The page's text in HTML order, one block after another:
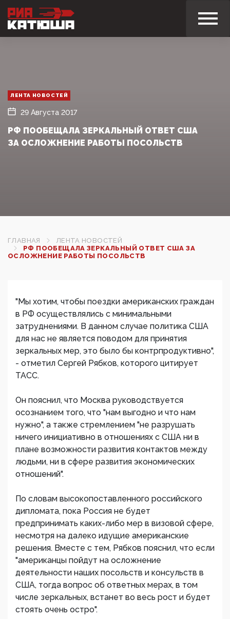
ЛЕНТА НОВОСТЕЙ
29 Августа 2017
РФ ПООБЕЩАЛА ЗЕРКАЛЬНЫЙ ОТВЕТ США
ЗА ОСЛОЖНЕНИЕ РАБОТЫ ПОСОЛЬСТВ
ГЛАВНАЯ
ЛЕНТА НОВОСТЕЙ
РФ ПООБЕЩАЛА ЗЕРКАЛЬНЫЙ ОТВЕТ США ЗА
ОСЛОЖНЕНИЕ РАБОТЫ ПОСОЛЬСТВ
"Мы хотим, чтобы поездки американских граждан
в РФ осуществлялись с минимальными
затруднениями. В данном случае политика США
для нас не является поводом для принятия
зеркальных мер, это было бы контрпродуктивно",
- отметил Сергей Рябков, которого цитирует
ТАСС.
Он пояснил, что Москва руководствуется
осознанием того, что "нам выгодно и что нам
нужно", а также стремлением "не разрушать
ничего инициативно в отношениях с США ни в
плане возможности развития контактов между
людьми, ни в сфере развития экономических
отношений".
По словам высокопоставленного российского
дипломата, пока Россия не будет
предпринимать каких-либо мер в визовой сфере,
несмотря на далеко идущие американские
решения. Вместе с тем, Рябков пояснил, что если
"американцы пойдут на осложнение
деятельности наших посольств и консульств в
США, тогда вопрос об ответных мерах, в том
числе зеркальных, встанет во весь рост и будет
стоять очень остро".